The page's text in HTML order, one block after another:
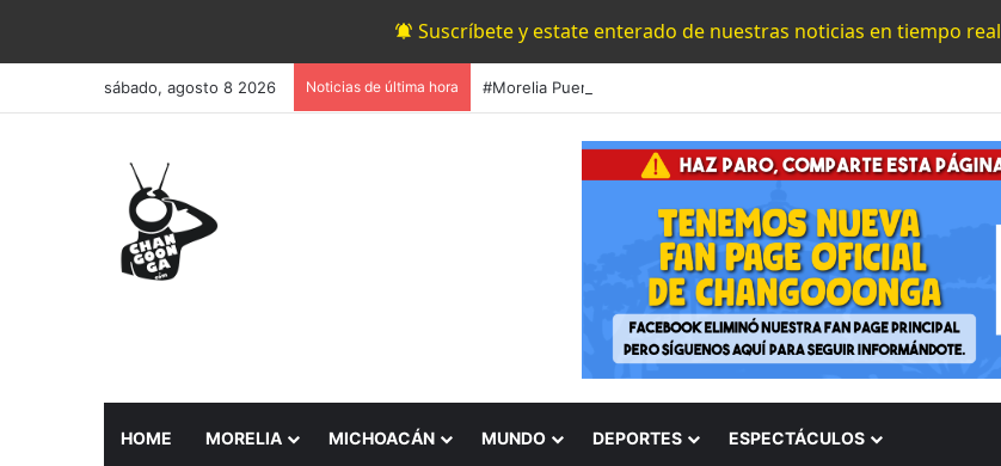
Suscríbete y estate enterado de nuestras noticias en tiempo real
sábado, agosto 8 2026 Noticias de última hora
HOME MORELIA MICHOACÁN MUNDO DEPORTES ESPECTÁCULOS